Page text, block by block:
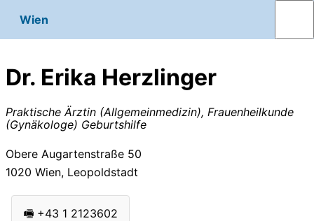
Wien
Dr. Erika Herzlinger
Praktische Ärztin (Allgemeinmedizin), Frauenheilkunde
(Gynäkologe) Geburtshilfe
Obere Augartenstraße 50
1020 Wien, Leopoldstadt
🖷 +43 1 2123602